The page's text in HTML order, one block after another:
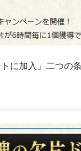
に加入」二つの